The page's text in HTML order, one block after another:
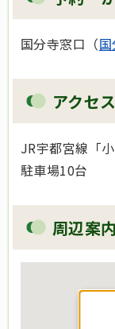
国分寺窓口（
アクセス
JR宇都宮線「
駐車場10台
周辺案